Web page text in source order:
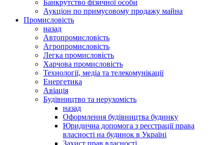
Банкрутство фізичної особи
Аукціон по примусовому продажу майна
Промисловість
назад
Автопромисловість
Агропромисловість
Легка промисловість
Харчова промисловість
Технології, медіа та телекомунікації
Енергетика
Авіація
Будівництво та нерухомість
назад
Оформлення будівництва будинку
Юридична допомога з реєстрації права
власності на будинок в Україні
Захист прав власності